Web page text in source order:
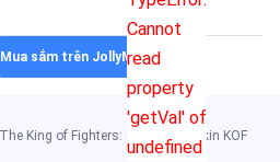
Cannot
read
property
'getVal' of
undefined
Mua sắm trên JollyMax
King of Fighters: Cách Nhận Skin KOF